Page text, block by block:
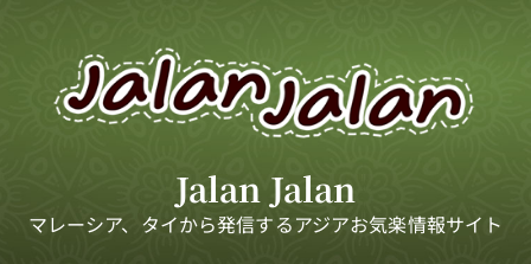
Jalan Jalan
マレーシア、タイから発信するアジアお気楽情報サイト